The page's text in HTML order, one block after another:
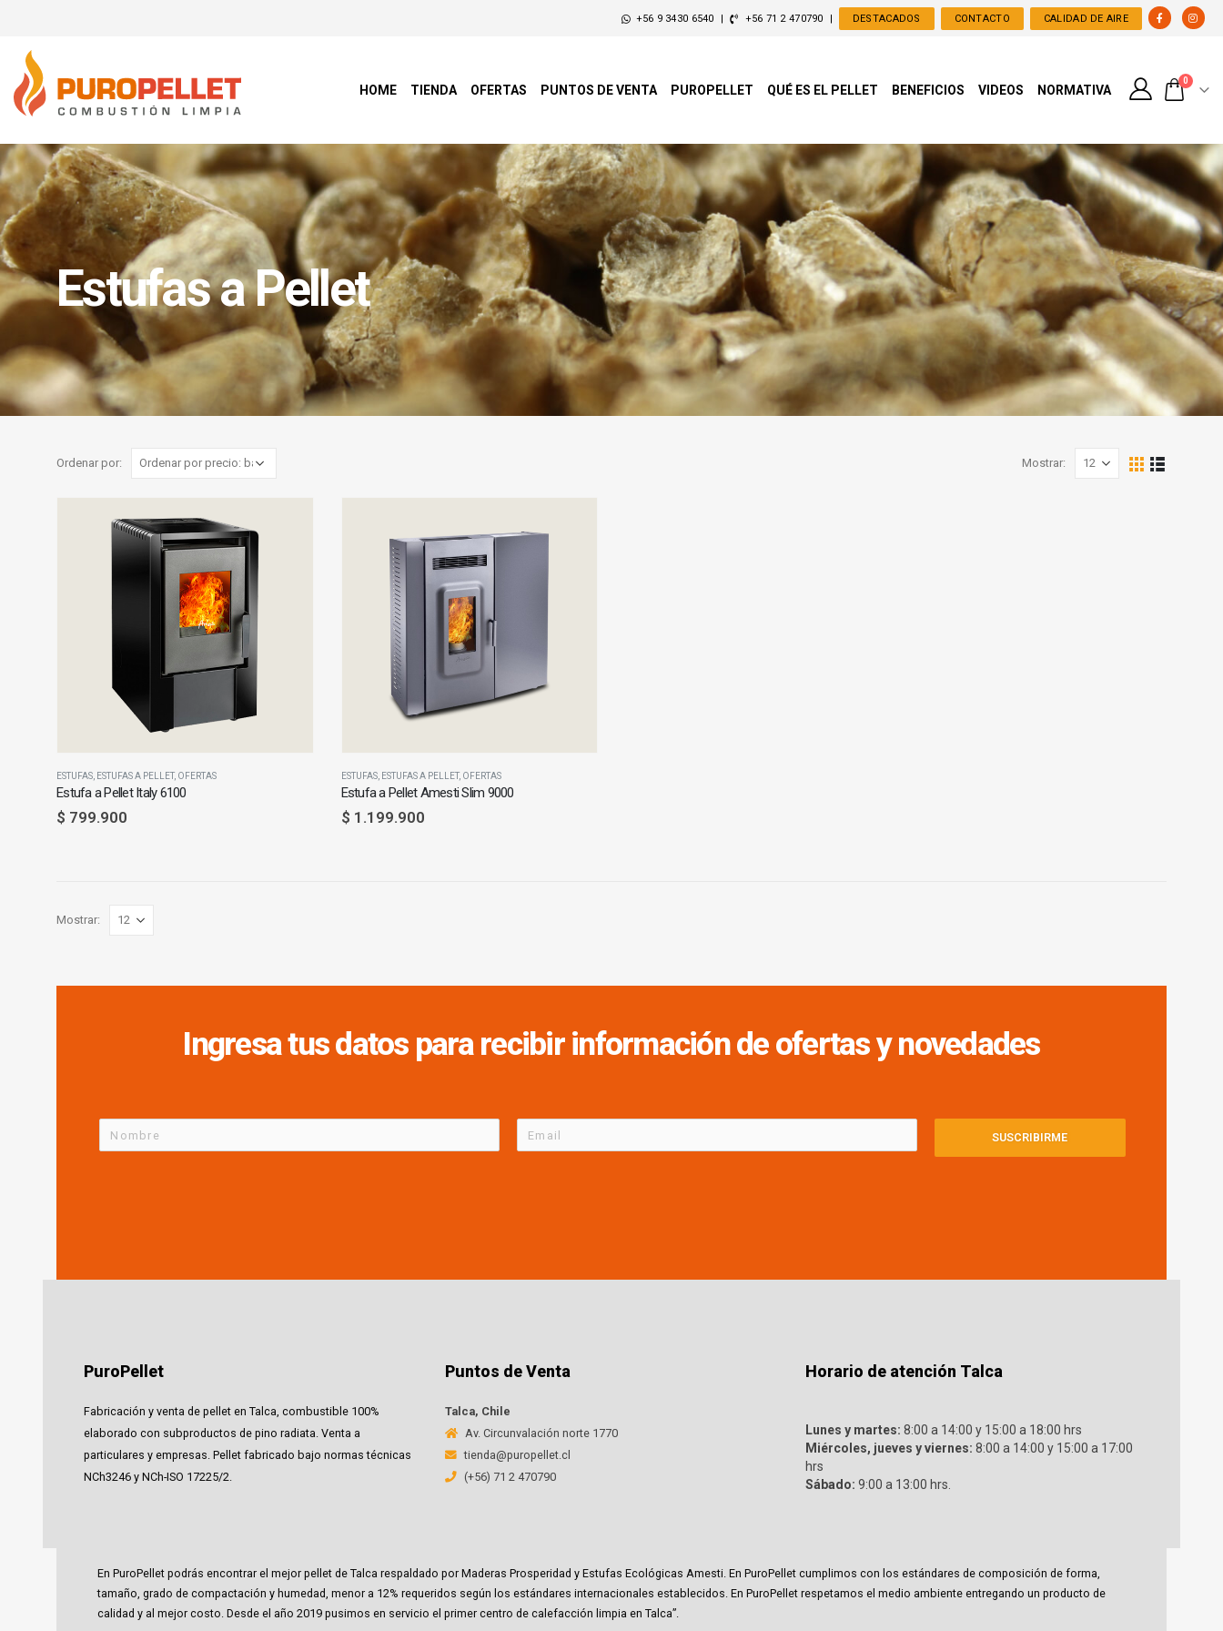
+56 9 3430 6540 | +56 71 2 470790 | DESTACADOS CONTACTO CALIDAD DE AIRE
HOME TIENDA OFERTAS PUNTOS DE VENTA PUROPELLET QUÉ ES EL PELLET BENEFICIOS VIDEOS NORMATIVA
0
Estufas a Pellet
Ordenar por: Mostrar:
ESTUFAS, ESTUFAS A PELLET , OFERTAS
Estufa a Pellet Italy 6100
$ 799.900
ESTUFAS, ESTUFAS A PELLET , OFERTAS
Estufa a Pellet Amesti Slim 9000
$ 1.199.900
Mostrar:
Ingresa tus datos para recibir información de ofertas y novedades
SUSCRIBIRME
PuroPellet
Fabricación y venta de pellet en Talca, combustible 100%
elaborado con subproductos de pino radiata. Venta a
particulares y empresas. Pellet fabricado bajo normas técnicas
NCh3246 y NCh-ISO 17225/2.
Puntos de Venta
Talca, Chile
Av. Circunvalación norte 1770
tienda@puropellet.cl
(+56) 71 2 470790
Horario de atención Talca
Lunes y martes: 8:00 a 14:00 y 15:00 a 18:00 hrs
Miércoles, jueves y viernes: 8:00 a 14:00 y 15:00 a 17:00
hrs
Sábado: 9:00 a 13:00 hrs.
En PuroPellet podrás encontrar el mejor pellet de Talca respaldado por Maderas Prosperidad y Estufas Ecológicas Amesti. En PuroPellet cumplimos con los estándares de composición de forma,
tamaño, grado de compactación y humedad, menor a 12% requeridos según los estándares internacionales establecidos. En PuroPellet respetamos el medio ambiente entregando un producto de
calidad y al mejor costo. Desde el año 2019 pusimos en servicio el primer centro de calefacción limpia en Talca”.